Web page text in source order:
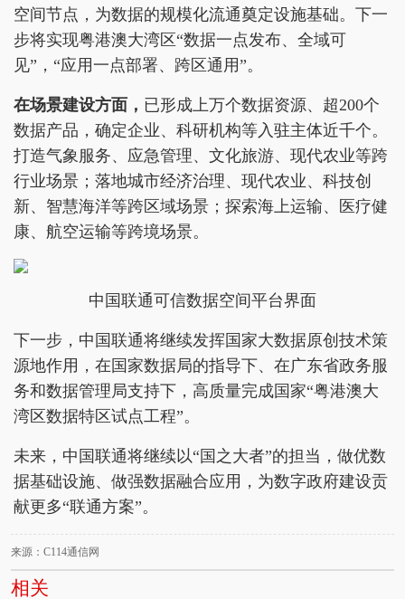
空间节点，为数据的规模化流通奠定设施基础。下一
步将实现粤港澳大湾区“数据一点发布、全域可
见”，“应用一点部署、跨区通用”。
在场景建设方面 ， 已形成上万个数据资源、超200个
数据产品，确定企业、科研机构等入驻主体近千个。
打造气象服务、应急管理、文化旅游、现代农业等跨
行业场景；落地城市经济治理、现代农业、科技创
新、智慧海洋等跨区域场景；探索海上运输、医疗健
康、航空运输等跨境场景。
中国联通可信数据空间平台界面
下一步，中国联通将继续发挥国家大数据原创技术策
源地作用，在国家数据局的指导下、在广东省政务服
务和数据管理局支持下，高质量完成国家“粤港澳大
湾区数据特区试点工程”。
未来，中国联通将继续以“国之大者”的担当，做优数
据基础设施、做强数据融合应用，为数字政府建设贡
献更多“联通方案”。
来源：C114通信网
相关